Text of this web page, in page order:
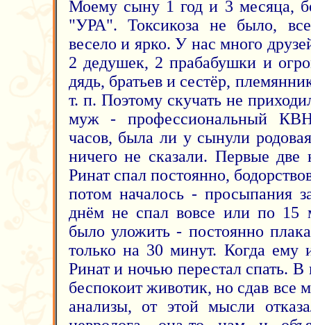
Моему сыну 1 год и 3 месяца,
"УРА". Токсикоза не было,
весело и ярко. У нас много
2 дедушек, 2 прабабушки и
дядь, братьев и сестёр,
т. п. Поэтому скучать не
муж - профессиональный
часов, была ли у сынули
ничего не сказали. Первые две
Ринат спал постоянно,
потом началось - просыпания
днём не спал вовсе или по 15
было уложить - постоянно
только на 30 минут. Когда ему
Ринат и ночью перестал спать. В
беспокоит животик, но сдав
анализы, от этой мысли